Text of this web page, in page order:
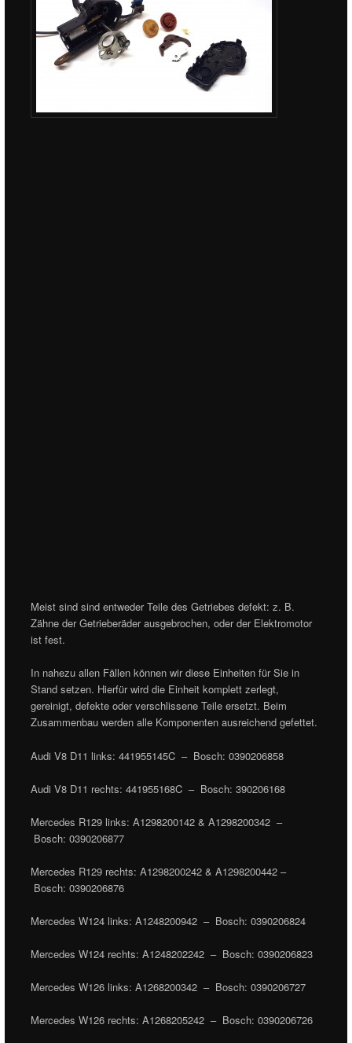
Meist sind sind entweder Teile des Getriebes defekt: z. B.
Zähne der Getrieberäder ausgebrochen, oder der Elektromotor
ist fest.
In nahezu allen Fällen können wir diese Einheiten für Sie in
Stand setzen. Hierfür wird die Einheit komplett zerlegt,
gereinigt, defekte oder verschlissene Teile ersetzt. Beim
Zusammenbau werden alle Komponenten ausreichend gefettet.
Audi V8 D11 links: 441955145C – Bosch: 0390206858
Audi V8 D11 rechts: 441955168C – Bosch: 390206168
Mercedes R129 links: A1298200142 & A1298200342 –
Bosch: 0390206877
Mercedes R129 rechts: A1298200242 & A1298200442 –
Bosch: 0390206876
Mercedes W124 links: A1248200942 – Bosch: 0390206824
Mercedes W124 rechts: A1248202242 – Bosch: 0390206823
Mercedes W126 links: A1268200342 – Bosch: 0390206727
Mercedes W126 rechts: A1268205242 – Bosch: 0390206726